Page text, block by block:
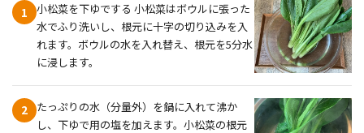
1
小松菜を下ゆでする 小松菜はボウルに張った
水でふり洗いし、根元に十字の切り込みを入
れます。ボウルの水を入れ替え、根元を5分水
に浸します。
2
たっぷりの水（分量外）を鍋に入れて沸か
し、下ゆで用の塩を加えます。小松菜の根元